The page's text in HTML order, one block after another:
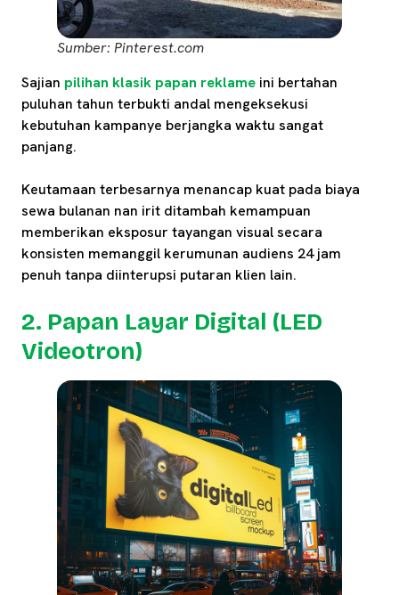
Sumber: Pinterest.com
Sajian pilihan klasik papan reklame ini bertahan
puluhan tahun terbukti andal mengeksekusi
kebutuhan kampanye berjangka waktu sangat
panjang.
Keutamaan terbesarnya menancap kuat pada biaya
sewa bulanan nan irit ditambah kemampuan
memberikan eksposur tayangan visual secara
konsisten memanggil kerumunan audiens 24 jam
penuh tanpa diinterupsi putaran klien lain.
2. Papan Layar Digital (LED
Videotron)